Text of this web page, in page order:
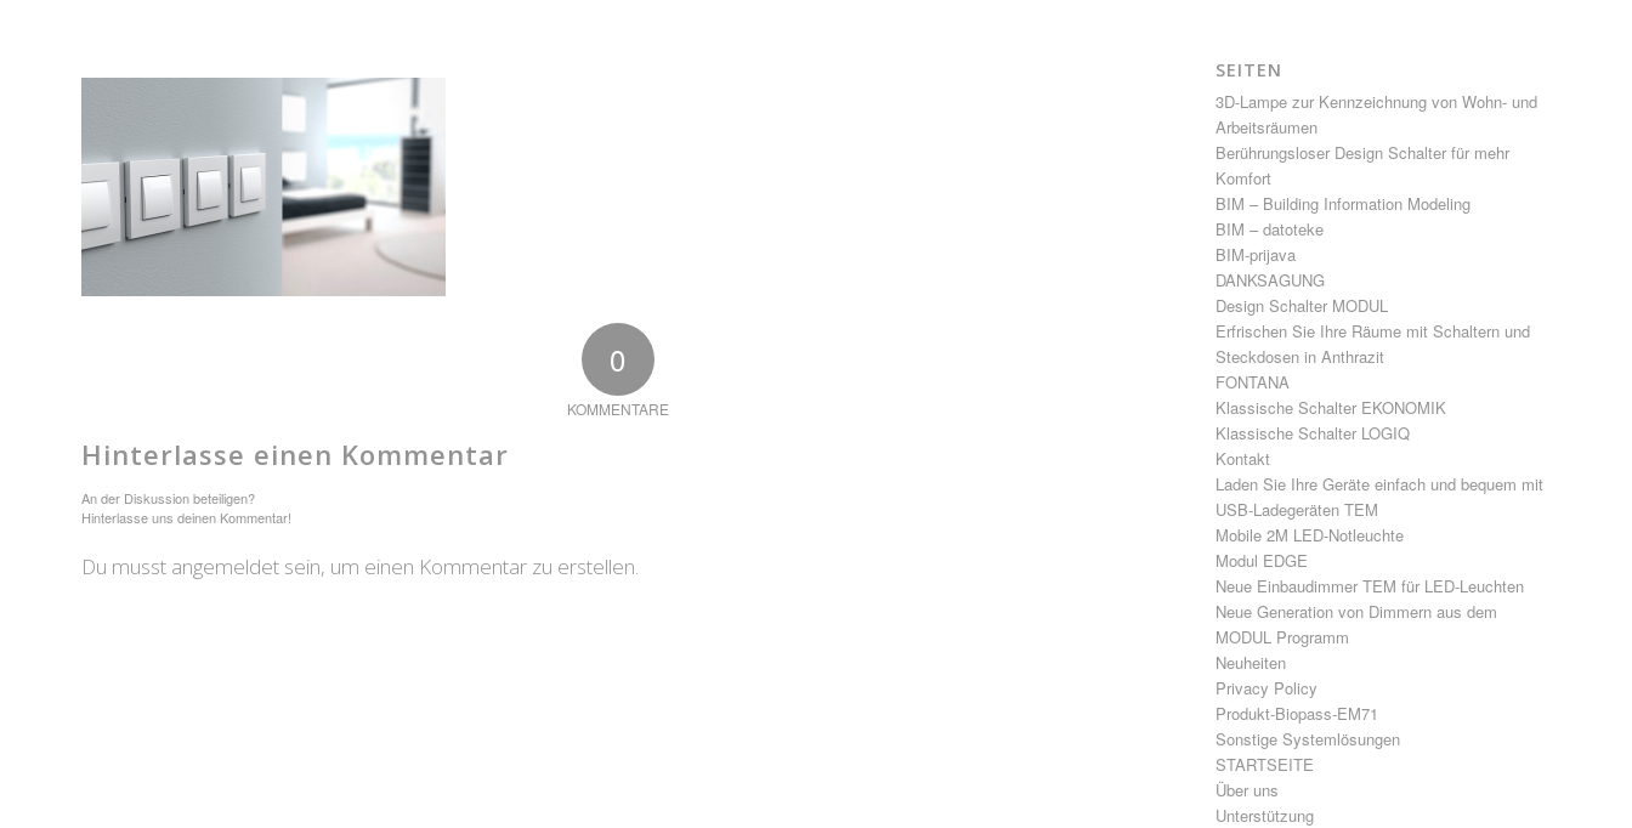
0
KOMMENTARE
Hinterlasse einen Kommentar
An der Diskussion beteiligen?
Hinterlasse uns deinen Kommentar!
Du musst angemeldet sein, um einen Kommentar zu erstellen.
SEITEN
3D-Lampe zur Kennzeichnung von Wohn- und
Arbeitsräumen
Berührungsloser Design Schalter für mehr
Komfort
BIM – Building Information Modeling
BIM – datoteke
BIM-prijava
DANKSAGUNG
Design Schalter MODUL
Erfrischen Sie Ihre Räume mit Schaltern und
Steckdosen in Anthrazit
FONTANA
Klassische Schalter EKONOMIK
Klassische Schalter LOGIQ
Kontakt
Laden Sie Ihre Geräte einfach und bequem mit
USB-Ladegeräten TEM
Mobile 2M LED-Notleuchte
Modul EDGE
Neue Einbaudimmer TEM für LED-Leuchten
Neue Generation von Dimmern aus dem
MODUL Programm
Neuheiten
Privacy Policy
Produkt-Biopass-EM71
Sonstige Systemlösungen
STARTSEITE
Über uns
Unterstützung